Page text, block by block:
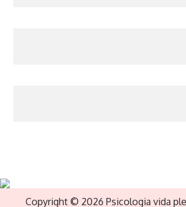
Copyright © 2026 Psicologia vida